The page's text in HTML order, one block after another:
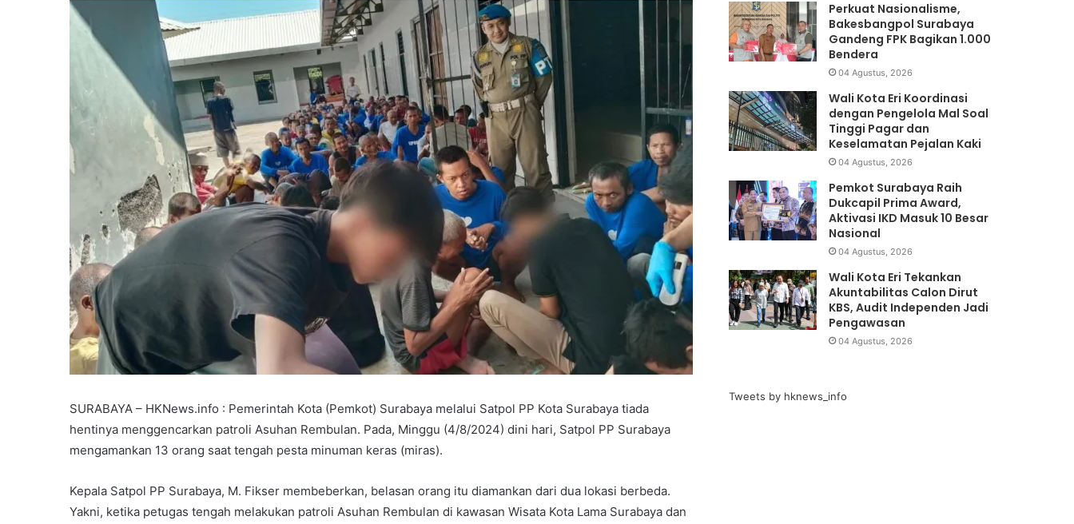
SURABAYA – HKNews.info : Pemerintah Kota (Pemkot) Surabaya melalui Satpol PP Kota Surabaya tiada
hentinya menggencarkan patroli Asuhan Rembulan. Pada, Minggu (4/8/2024) dini hari, Satpol PP Surabaya
mengamankan 13 orang saat tengah pesta minuman keras (miras).
Kepala Satpol PP Surabaya, M. Fikser membeberkan, belasan orang itu diamankan dari dua lokasi berbeda.
Yakni, ketika petugas tengah melakukan patroli Asuhan Rembulan di kawasan Wisata Kota Lama Surabaya dan
Perkuat Nasionalisme,
Bakesbangpol Surabaya
Gandeng FPK Bagikan 1.000
Bendera
04 Agustus, 2026
Wali Kota Eri Koordinasi
dengan Pengelola Mal Soal
Tinggi Pagar dan
Keselamatan Pejalan Kaki
04 Agustus, 2026
Pemkot Surabaya Raih
Dukcapil Prima Award,
Aktivasi IKD Masuk 10 Besar
Nasional
04 Agustus, 2026
Wali Kota Eri Tekankan
Akuntabilitas Calon Dirut
KBS, Audit Independen Jadi
Pengawasan
04 Agustus, 2026
Tweets by hknews_info